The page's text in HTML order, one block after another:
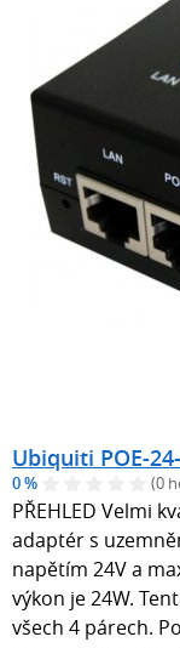
Ubiquiti POE-
0 % (0
PŘEHLED Velmi
adaptér s
napětím 24V a
výkon je 24W.
všech 4 párech.